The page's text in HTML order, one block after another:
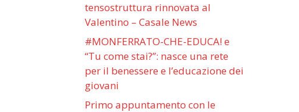
tensostruttura rinnovata al
Valentino – Casale News
#MONFERRATO-CHE-EDUCA! e
“Tu come stai?”: nasce una rete
per il benessere e l’educazione dei
giovani
Primo appuntamento con le